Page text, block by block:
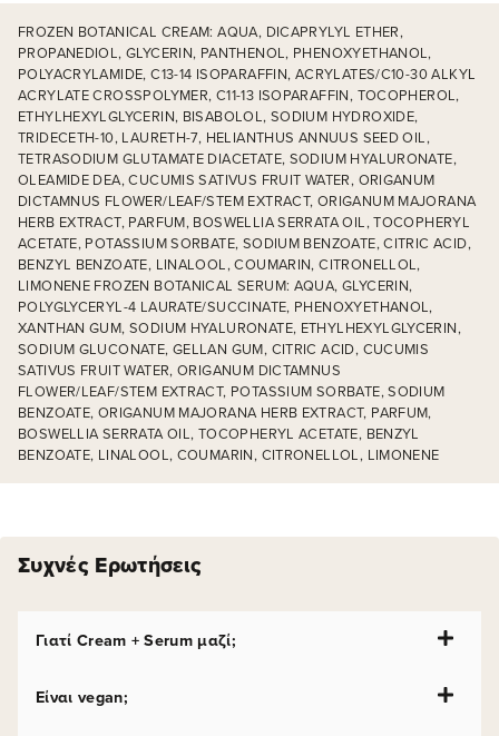
FROZEN BOTANICAL CREAM: AQUA, DICAPRYLYL ETHER,
PROPANEDIOL, GLYCERIN, PANTHENOL, PHENOXYETHANOL,
POLYACRYLAMIDE, C13-14 ISOPARAFFIN, ACRYLATES/C10-30 ALKYL
ACRYLATE CROSSPOLYMER, C11-13 ISOPARAFFIN, TOCOPHEROL,
ETHYLHEXYLGLYCERIN, BISABOLOL, SODIUM HYDROXIDE,
TRIDECETH-10, LAURETH-7, HELIANTHUS ANNUUS SEED OIL,
TETRASODIUM GLUTAMATE DIACETATE, SODIUM HYALURONATE,
OLEAMIDE DEA, CUCUMIS SATIVUS FRUIT WATER, ORIGANUM
DICTAMNUS FLOWER/LEAF/STEM EXTRACT, ORIGANUM MAJORANA
HERB EXTRACT, PARFUM, BOSWELLIA SERRATA OIL, TOCOPHERYL
ACETATE, POTASSIUM SORBATE, SODIUM BENZOATE, CITRIC ACID,
BENZYL BENZOATE, LINALOOL, COUMARIN, CITRONELLOL,
LIMONENE FROZEN BOTANICAL SERUM: AQUA, GLYCERIN,
POLYGLYCERYL-4 LAURATE/SUCCINATE, PHENOXYETHANOL,
XANTHAN GUM, SODIUM HYALURONATE, ETHYLHEXYLGLYCERIN,
SODIUM GLUCONATE, GELLAN GUM, CITRIC ACID, CUCUMIS
SATIVUS FRUIT WATER, ORIGANUM DICTAMNUS
FLOWER/LEAF/STEM EXTRACT, POTASSIUM SORBATE, SODIUM
BENZOATE, ORIGANUM MAJORANA HERB EXTRACT, PARFUM,
BOSWELLIA SERRATA OIL, TOCOPHERYL ACETATE, BENZYL
BENZOATE, LINALOOL, COUMARIN, CITRONELLOL, LIMONENE
Συχνές Ερωτήσεις
Γιατί Cream + Serum μαζί;
Είναι vegan;